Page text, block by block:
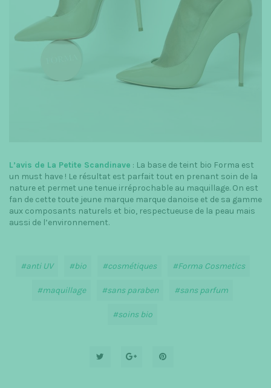
L’avis de La Petite Scandinave : La base de teint bio Forma est
un must have ! Le résultat est parfait tout en prenant soin de la
nature et permet une tenue irréprochable au maquillage. On est
fan de cette toute jeune marque marque danoise et de sa gamme
aux composants naturels et bio, respectueuse de la peau mais
aussi de l’environnement.
anti UV bio cosmétiques Forma Cosmetics
maquillage sans paraben sans parfum
soins bio